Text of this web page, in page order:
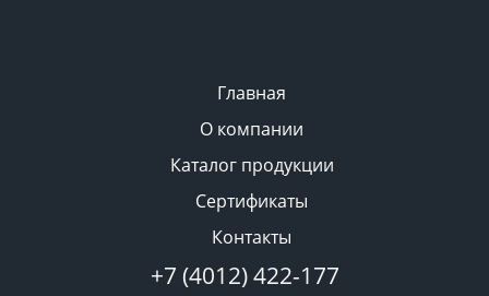
Главная
О компании
Каталог продукции
Сертификаты
Контакты
+7 (4012) 422-177